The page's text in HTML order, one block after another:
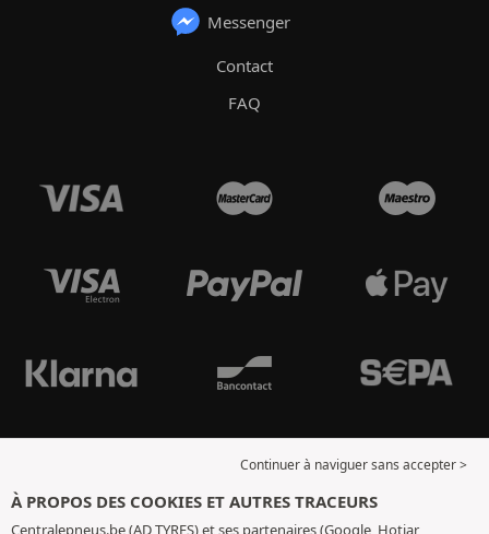
Messenger
Contact
FAQ
Continuer à naviguer sans accepter >
À PROPOS DES COOKIES ET AUTRES TRACEURS
Centralepneus.be (AD TYRES) et ses partenaires (Google, Hotjar,